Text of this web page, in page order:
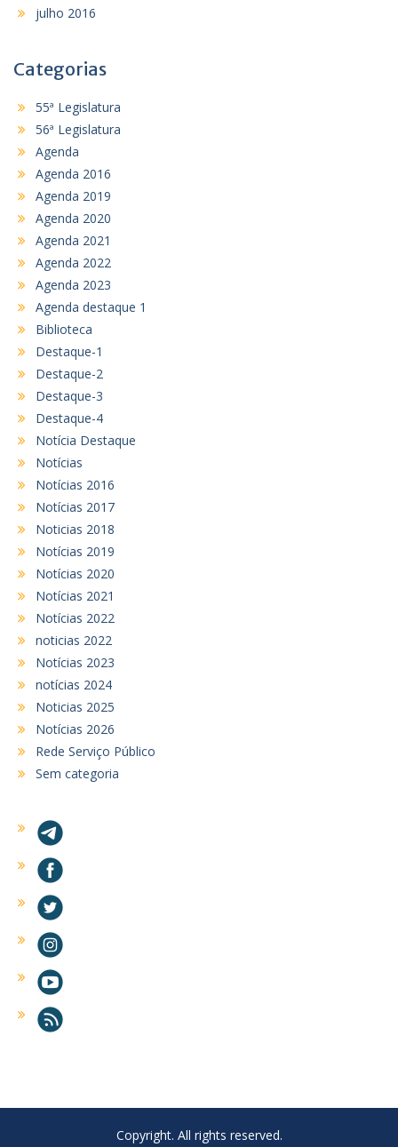
julho 2016
Categorias
55ª Legislatura
56ª Legislatura
Agenda
Agenda 2016
Agenda 2019
Agenda 2020
Agenda 2021
Agenda 2022
Agenda 2023
Agenda destaque 1
Biblioteca
Destaque-1
Destaque-2
Destaque-3
Destaque-4
Notícia Destaque
Notícias
Notícias 2016
Notícias 2017
Noticias 2018
Notícias 2019
Notícias 2020
Notícias 2021
Notícias 2022
noticias 2022
Notícias 2023
notícias 2024
Noticias 2025
Notícias 2026
Rede Serviço Público
Sem categoria
Copyright. All rights reserved.